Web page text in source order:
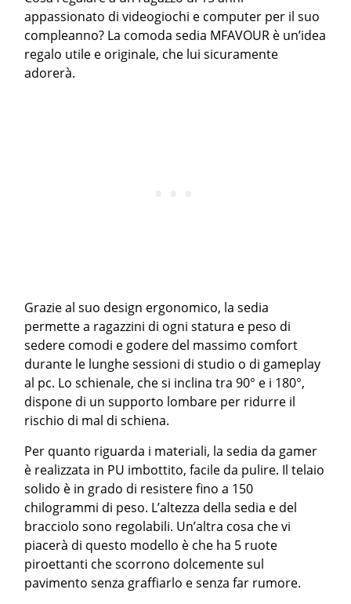
appassionato di videogiochi e computer per il suo
compleanno? La comoda sedia MFAVOUR è un’idea
regalo utile e originale, che lui sicuramente
adorerà.
Grazie al suo design ergonomico, la sedia
permette a ragazzini di ogni statura e peso di
sedere comodi e godere del massimo comfort
durante le lunghe sessioni di studio o di gameplay
al pc. Lo schienale, che si inclina tra 90° e i 180°,
dispone di un supporto lombare per ridurre il
rischio di mal di schiena.
Per quanto riguarda i materiali, la sedia da gamer
è realizzata in PU imbottito, facile da pulire. Il telaio
solido è in grado di resistere fino a 150
chilogrammi di peso. L’altezza della sedia e del
bracciolo sono regolabili. Un’altra cosa che vi
piacerà di questo modello è che ha 5 ruote
piroettanti che scorrono dolcemente sul
pavimento senza graffiarlo e senza far rumore.